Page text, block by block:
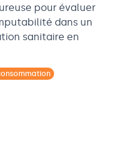
pour évaluer
dans un
sanitaire en